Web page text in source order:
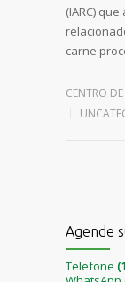
(IARC)
carne
CENTRO
Agende
Telefone